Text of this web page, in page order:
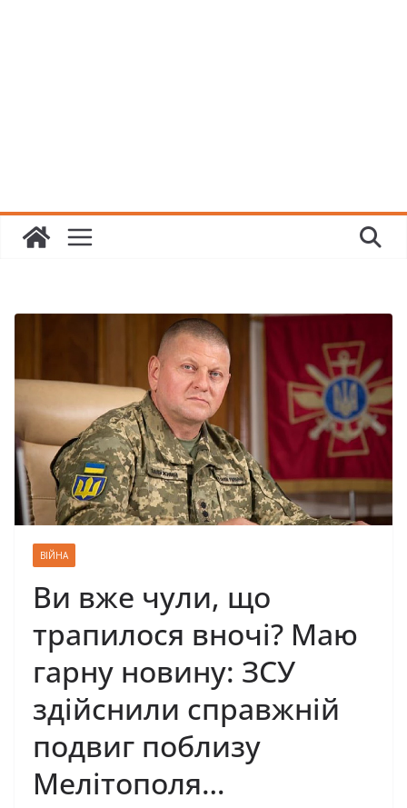
ВІЙНА
Ви вже чули, що
трапилося вночі? Маю
гарну новину: ЗСУ
здійснили справжній
подвиг поблизу
Мелітополя…